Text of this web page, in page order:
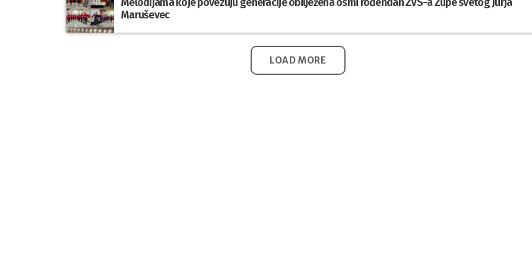
Maruševec
LOAD MORE